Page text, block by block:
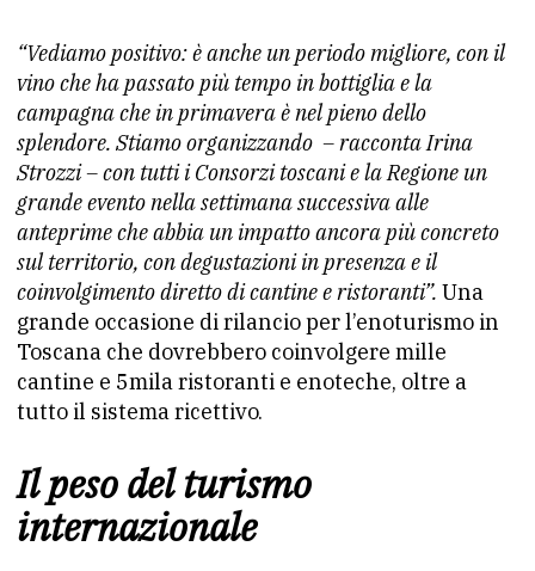
“Vediamo positivo: è anche un periodo migliore, con il
vino che ha passato più tempo in bottiglia e la
campagna che in primavera è nel pieno dello
splendore. Stiamo organizzando – racconta Irina
Strozzi – con tutti i Consorzi toscani e la Regione un
grande evento nella settimana successiva alle
anteprime che abbia un impatto ancora più concreto
sul territorio, con degustazioni in presenza e il
coinvolgimento diretto di cantine e ristoranti”. Una
grande occasione di rilancio per l’enoturismo in
Toscana che dovrebbero coinvolgere mille
cantine e 5mila ristoranti e enoteche, oltre a
tutto il sistema ricettivo.
Il peso del turismo
internazionale